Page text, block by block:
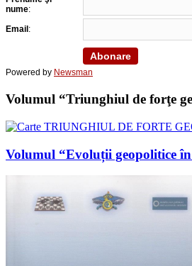
nume:
Email:
Powered by Newsman
Volumul “Triunghiul de forţe
Volumul “Evoluții geopolitice